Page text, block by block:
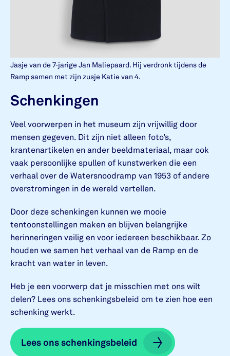
Schenkingen
Veel voorwerpen in het museum zijn vrijwillig door
mensen gegeven. Dit zijn niet alleen foto’s,
krantenartikelen en ander beeldmateriaal, maar ook
vaak persoonlijke spullen of kunstwerken die een
verhaal over de Watersnoodramp van 1953 of andere
overstromingen in de wereld vertellen.
Door deze schenkingen kunnen we mooie
tentoonstellingen maken en blijven belangrijke
herinneringen veilig en voor iedereen beschikbaar. Zo
houden we samen het verhaal van de Ramp en de
kracht van water in leven.
Heb je een voorwerp dat je misschien met ons wilt
delen? Lees ons schenkingsbeleid om te zien hoe een
schenking werkt.
Lees ons schenkingsbeleid
Lees ons schenkingsbeleid
Jasje van de 7-jarige Jan Maliepaard. Hij verdronk tijdens de
Ramp samen met zijn zusje Katie van 4.